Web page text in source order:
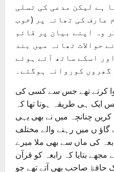
ہے لیکن مدعی کی تسلی
عارف کی تھانہ پر (خوب
وہ اپنے بیان پر قائم
حوالات تھانہ میں بند
اسکے ساتھ آئے ہوئے
گھروں کوروانہ ہوگئے۔
کرتے تھے جس سے کسی کی
ایک ہی طریقہ ہوتا تھا کہ
چنانچہ میں نے بھی یہی
گاؤ ں میں رہنے والے مختلف
کی ماں سے بھی ملا میرے
بتایا کہ رابعہ کو قرآن
حافظٖ صاحب بھی آتے تھے جو